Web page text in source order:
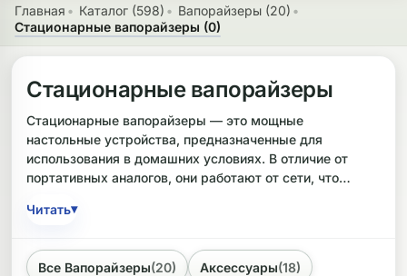
Бонги
бонги
с перколятором
бонги
бонги
Металлические
Стеклянные
Выпариватели
Деревянные
Главная Каталог (598)
Вапорайзеры (20)
Стационарные вапорайзеры (0)
Стационарные вапорайзеры
Стационарные вапорайзеры — это мощные
настольные устройства, предназначенные для
использования в домашних условиях. В отличие от
портативных аналогов, они работают от сети, что
производительность. Такие девайсы идеально
чистоту пара.
Читать▾
Все Вапорайзеры(20) Аксессуары(18)